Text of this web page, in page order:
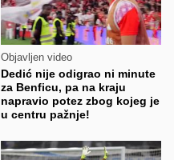
Objavljen video
Dedić nije odigrao ni minute
za Benficu, pa na kraju
napravio potez zbog kojeg je
u centru pažnje!